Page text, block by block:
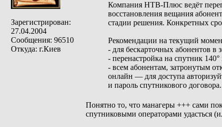
Зарегистрирован:
27.04.2004
Сообщения: 96510
Откуда: г.Киев
Компания НТВ‑Плюс ведёт
восстановления вещания
стадии решения. Конкретных
Рекомендации на текущий
- для бескарточных абонентов в
- перенастройка на спутник
- всем абонентам, затронутым
онлайн — для доступа
и пароль спутникового договора.
Понятно то, что манагеры +++ сами
спутниковыми операторами удасться